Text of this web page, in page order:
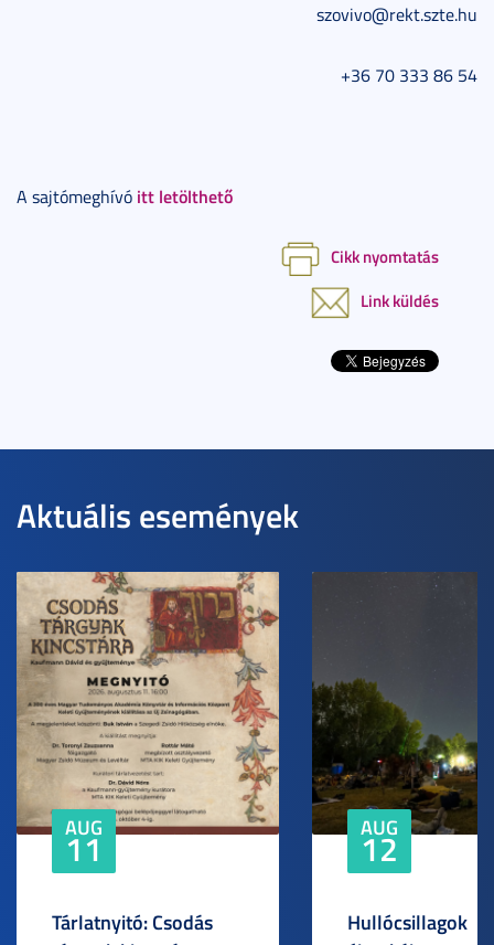
szovivo@rekt.szte.hu
+36 70 333 86 54
A sajtómeghívó itt letölthető
Cikk nyomtatás
Link küldés
Aktuális események
AUG
11
Tárlatnyitó: Csodás
AUG
12
Hullócsillagok